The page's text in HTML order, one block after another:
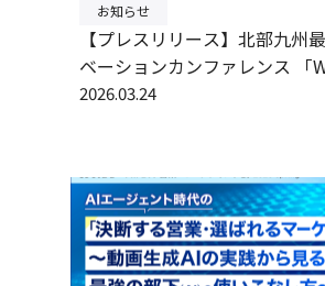
お知らせ
【プレスリリース】北部九州
ベーションカンファレンス 「
ROLE 2026」に執行役員・北浦
2026.03.24